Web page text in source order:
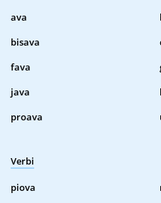
ava
bisava
fava
java
proava
Verbi
piova